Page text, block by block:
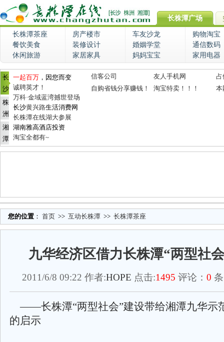
长株潭广场
长株潭茶座 房产楼市 车友沙龙
购物淘宝
餐饮美食
装修设计 婚姻学堂
通信数码
休闲旅游
家居家具 妈妈宝宝 家用电器
长
沙
株
洲
湘
潭
一起百万 ，因您而变
诚聘英才！
万科·金域蓝湾撼世登场
长沙黄兴路生活消费网
长株潭在线湖大参展
湖南雅高酒店投资
淘宝全都有~
信客公司 友人手机网
占
自购省钱分享赚钱！
淘宝特卖！！！ 本
您的位置 ： 首页 >> 互动长株潭 >> 长株潭茶座
九华经济区借力长株潭“两型社
2011/6/8 09:22 作者:HOPE 点击:1495 评论： 0
——长株潭“两型社会”建设带给湘潭九华示
的启示